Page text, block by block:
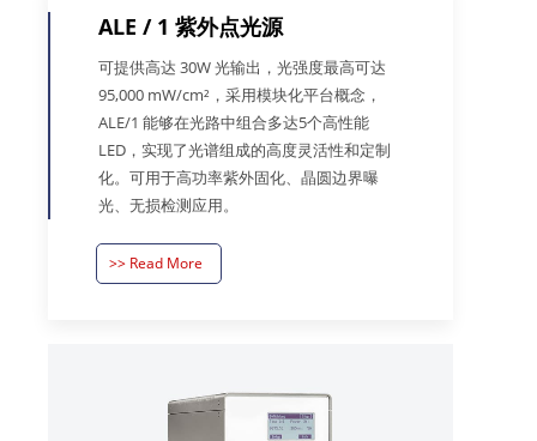
ALE / 1 紫外点光源
可提供高达 30W 光输出，光强度最高可达
95,000 mW/cm²，采用模块化平台概念，
ALE/1 能够在光路中组合多达5个高性能
LED，实现了光谱组成的高度灵活性和定制
化。可用于高功率紫外固化、晶圆边界曝
光、无损检测应用。
>> Read More